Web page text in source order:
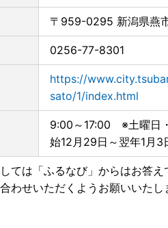
タデープラス」の人気コーナー『ひ
が総合第1位に選ばれました！】
」で燕市のカトラリーが使用されま
グランメゾン東京」にて、燕市産
わりの主人公のレストランの小道
トラリーと同様に、優れたデザイ
〒959-0295 新潟県燕
0256-77-8301
https://
sato/1/index.html
9:00～17:00 ※土曜日
始12月29日～翌年1月3
ては「ふるなび」からはお答え
わせいただくようお願いいたし